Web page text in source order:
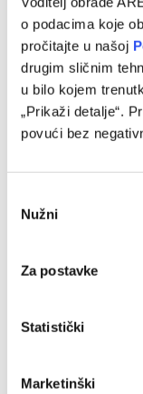
o podacima koje
pročitajte u našoj
drugim sličnim
u bilo kojem
„Prikaži detalje“.
povući bez
Selection
Nužni
Za postavke
Statistički
Marketinški
Barbarez: Da su
‘birali’, a ne
06/08/2026
Određene početne